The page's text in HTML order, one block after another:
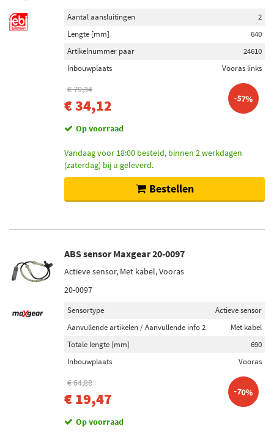
Aantal aansluitingen
2
Lengte [mm]
640
Artikelnummer paar
24610
Inbouwplaats
Vooras links
€ 79,34
€ 34,12 -57%
Op voorraad
Vandaag voor 18:00 besteld, binnen 2 werkdagen
(zaterdag) bij u geleverd.
Bestellen
ABS sensor Maxgear 20-0097
Actieve sensor, Met kabel, Vooras
20-0097
Sensortype
Actieve sensor
Aanvullende artikelen / Aanvullende info 2
Met kabel
Totale lengte [mm]
690
Inbouwplaats
Vooras
€ 64,88
€ 19,47 -70%
Op voorraad